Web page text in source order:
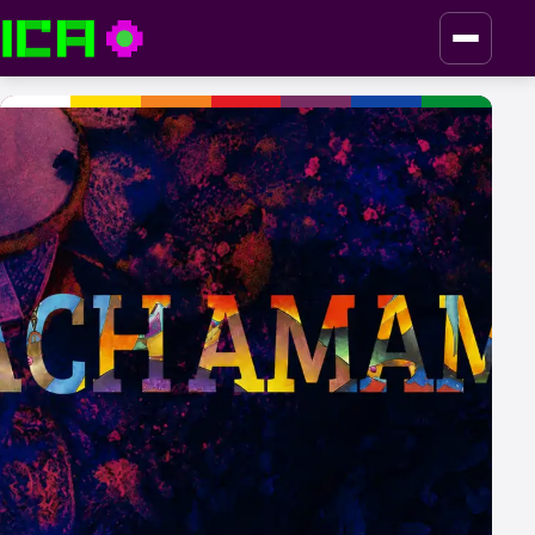
ICA — Instituto de Culturas Aborígenes